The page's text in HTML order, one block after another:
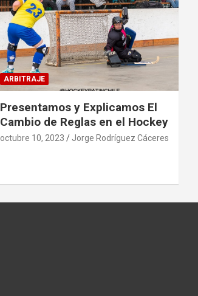
ARBITRAJE
Presentamos y Explicamos El
Cambio de Reglas en el Hockey
octubre 10, 2023 Jorge Rodríguez Cáceres